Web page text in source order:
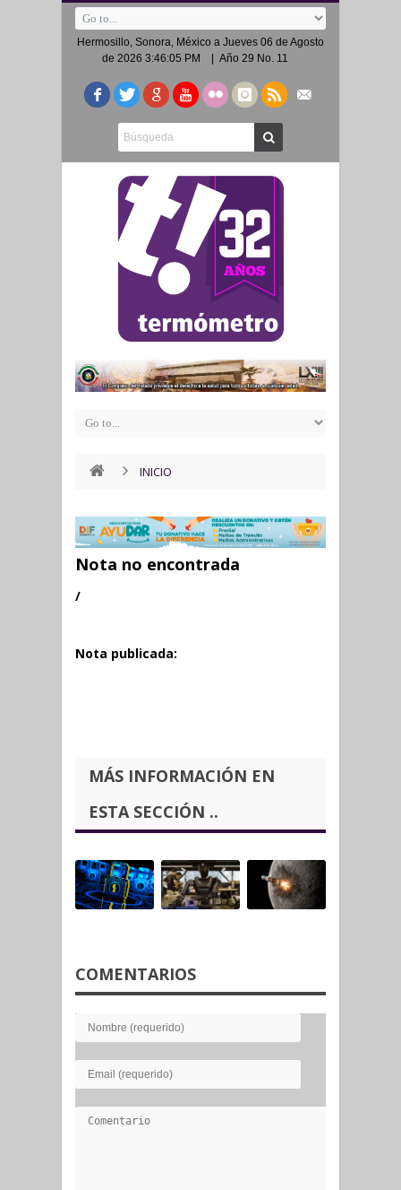
Hermosillo, Sonora, México a Jueves 06 de Agosto
de 2026 3:46:06 PM
| Año 29 No. 11
INICIO
Nota no encontrada
/
Nota publicada:
MÁS INFORMACIÓN EN
ESTA SECCIÓN ..
COMENTARIOS